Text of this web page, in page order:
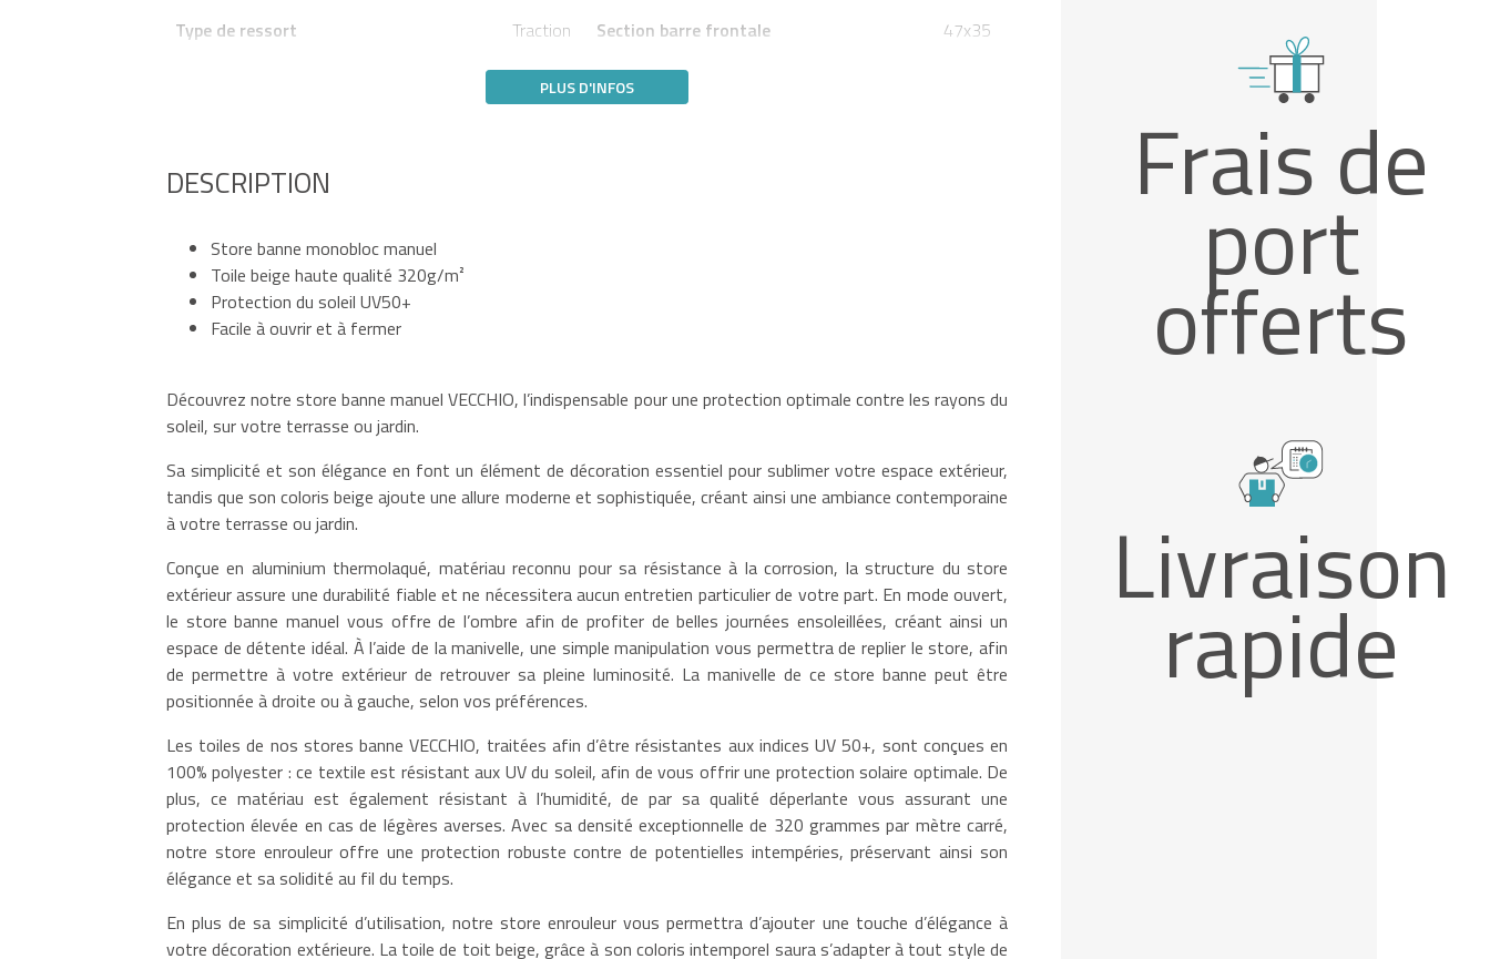
Type de ressort
Traction Section barre frontale 47x35
PLUS D'INFOS
DESCRIPTION
Store banne monobloc manuel
Toile beige haute qualité 320g/m²
Protection du soleil UV50+
Facile à ouvrir et à fermer
Découvrez notre store banne manuel VECCHIO, l’indispensable pour une protection optimale contre les rayons du
soleil, sur votre terrasse ou jardin.
Sa simplicité et son élégance en font un élément de décoration essentiel pour sublimer votre espace extérieur,
tandis que son coloris beige ajoute une allure moderne et sophistiquée, créant ainsi une ambiance contemporaine
à votre terrasse ou jardin.
Conçue en aluminium thermolaqué, matériau reconnu pour sa résistance à la corrosion, la structure du store
extérieur assure une durabilité fiable et ne nécessitera aucun entretien particulier de votre part. En mode ouvert,
le store banne manuel vous offre de l’ombre afin de profiter de belles journées ensoleillées, créant ainsi un
espace de détente idéal. À l’aide de la manivelle, une simple manipulation vous permettra de replier le store, afin
de permettre à votre extérieur de retrouver sa pleine luminosité. La manivelle de ce store banne peut être
positionnée à droite ou à gauche, selon vos préférences.
Les toiles de nos stores banne VECCHIO, traitées afin d’être résistantes aux indices UV 50+, sont conçues en
100% polyester : ce textile est résistant aux UV du soleil, afin de vous offrir une protection solaire optimale. De
plus, ce matériau est également résistant à l’humidité, de par sa qualité déperlante vous assurant une
protection élevée en cas de légères averses. Avec sa densité exceptionnelle de 320 grammes par mètre carré,
notre store enrouleur offre une protection robuste contre de potentielles intempéries, préservant ainsi son
élégance et sa solidité au fil du temps.
En plus de sa simplicité d’utilisation, notre store enrouleur vous permettra d’ajouter une touche d’élégance à
votre décoration extérieure. La toile de toit beige, grâce à son coloris intemporel saura s’adapter à tout style de
Frais de
port
offerts
Livraison
rapide